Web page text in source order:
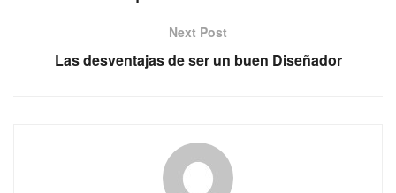
Next Post
Las desventajas de ser un buen Diseñador